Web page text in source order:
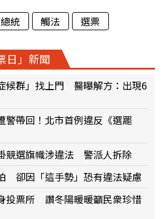
統 觸法 選票
日」新聞
候群」找上門 醫曝解方：出現6
警帶回！北市首例違反《選罷
競選旗幟涉違法 警派人拆除
卻因「這手勢」恐有違法疑慮
投票所 讚冬陽暖暖籲民衆珍惜